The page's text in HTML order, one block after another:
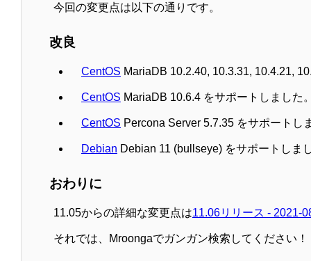
今回の変更点は以下の通りです。
改良
CentOS MariaDB 10.2.40, 10.3.31, 10.4.21,
CentOS MariaDB 10.6.4 をサポートしました。
CentOS Percona Server 5.7.35 をサポートし
Debian Debian 11 (bullseye) をサポートしまし
おわりに
11.05からの詳細な変更点は11.06リリース - 2021-
それでは、Mroongaでガンガン検索してください！